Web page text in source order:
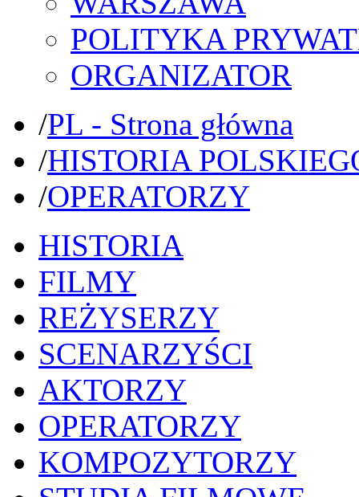
POLITYKA
ORGANIZATOR
/PL - Strona główna
/HISTORIA
/OPERATORZY
HISTORIA
FILMY
REŻYSERZY
SCENARZYŚCI
AKTORZY
OPERATORZY
KOMPOZYTORZY